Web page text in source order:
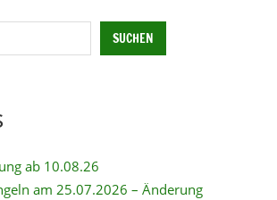
SUCHEN
ab 10.08.26
am 25.07.2026 – Änderung